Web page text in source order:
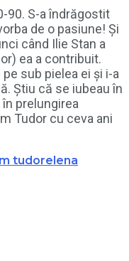
90. S-a îndrăgostit
de o pasiune! Și
când Ilie Stan a
ea a contribuit.
sub pielea ei și i-a
Știu că se iubeau în
în prelungirea
Tudor cu ceva ani
tudorelena